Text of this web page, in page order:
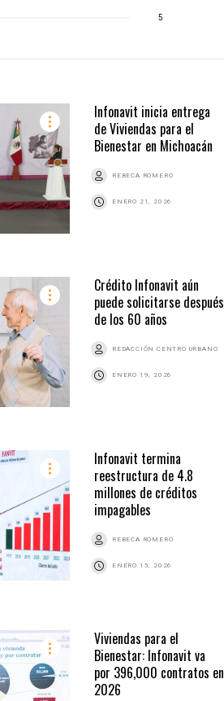
5
Infonavit inicia entrega
de Viviendas para el
Bienestar en Michoacán
REBECA ROMERO
ENERO 21, 2026
Crédito Infonavit aún
puede solicitarse después
de los 60 años
REDACCIÓN CENTRO URBANO
ENERO 19, 2026
Infonavit termina
reestructura de 4.8
millones de créditos
impagables
REBECA ROMERO
ENERO 15, 2026
Viviendas para el
Bienestar: Infonavit va
por 396,000 contratos en
2026